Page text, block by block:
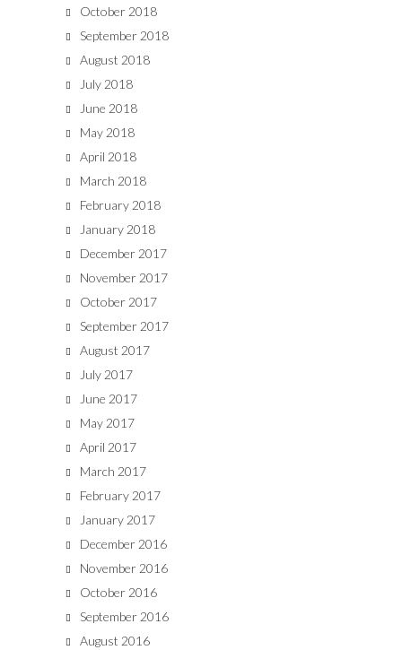
October 2018
September 2018
August 2018
July 2018
June 2018
May 2018
April 2018
March 2018
February 2018
January 2018
December 2017
November 2017
October 2017
September 2017
August 2017
July 2017
June 2017
May 2017
April 2017
March 2017
February 2017
January 2017
December 2016
November 2016
October 2016
September 2016
August 2016